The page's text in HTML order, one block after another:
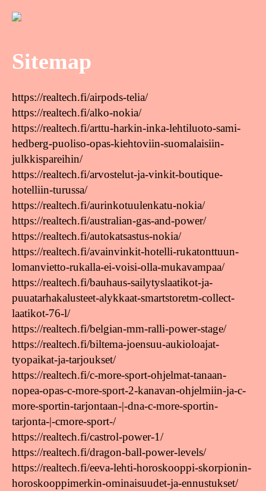
Sitemap
https://realtech.fi/airpods-telia/
https://realtech.fi/alko-nokia/
https://realtech.fi/arttu-harkin-inka-lehtiluoto-sami-
hedberg-puoliso-opas-kiehtoviin-suomalaisiin-
julkkispareihin/
https://realtech.fi/arvostelut-ja-vinkit-boutique-
hotelliin-turussa/
https://realtech.fi/aurinkotuulenkatu-nokia/
https://realtech.fi/australian-gas-and-power/
https://realtech.fi/autokatsastus-nokia/
https://realtech.fi/avainvinkit-hotelli-rukatonttuun-
lomanvietto-rukalla-ei-voisi-olla-mukavampaa/
https://realtech.fi/bauhaus-sailytyslaatikot-ja-
puuatarhakalusteet-alykkaat-smartstoretm-collect-
laatikot-76-l/
https://realtech.fi/belgian-mm-ralli-power-stage/
https://realtech.fi/biltema-joensuu-aukioloajat-
tyopaikat-ja-tarjoukset/
https://realtech.fi/c-more-sport-ohjelmat-tanaan-
nopea-opas-c-more-sport-2-kanavan-ohjelmiin-ja-c-
more-sportin-tarjontaan-|-dna-c-more-sportin-
tarjonta-|-cmore-sport-/
https://realtech.fi/castrol-power-1/
https://realtech.fi/dragon-ball-power-levels/
https://realtech.fi/eeva-lehti-horoskooppi-skorpionin-
horoskooppimerkin-ominaisuudet-ja-ennustukset/